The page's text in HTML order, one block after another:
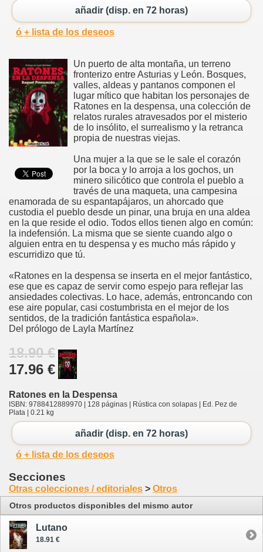
añadir (disp. en 72 horas)
ó + lista de los deseos
Un puerto de alta montaña, un terreno
fronterizo entre Asturias y León. Bosques,
valles, aldeas y pantanos componen el
lugar mítico que habitan los personajes de
Ratones en la despensa, una colección de
relatos rurales atravesados por el misterio
de lo insólito, el surrealismo y la retranca
propia de nuestras viejas.
Una mujer a la que se le sale el corazón
por la boca y lo arroja a los gochos, un
minero silicótico que controla el pueblo a
través de una maqueta, una campesina
enamorada de su espantapájaros, un ahorcado que
custodia el pueblo desde un pinar, una bruja en una aldea
en la que reside el odio. Todos ellos tienen algo en común:
la indefensión. La misma que se siente cuando algo o
alguien entra en tu despensa y es mucho más rápido y
escurridizo que tú.
«Ratones en la despensa se inserta en el mejor fantástico,
ese que es capaz de servir como espejo para reflejar las
ansiedades colectivas. Lo hace, además, entroncando con
ese aire popular, casi costumbrista en el mejor de los
sentidos, de la tradición fantástica española».
Del prólogo de Layla Martínez
18.90 €
17.96 €
Ratones en la Despensa
ISBN: 9788412889970 | 128 páginas | Rústica con solapas | Ed. Pez de
Plata | 0.21 kg
añadir (disp. en 72 horas)
ó + lista de los deseos
Secciones
Otras colecciones / editoriales > Otros
Otros productos disponibles del mismo autor
Lutano
18.91 €